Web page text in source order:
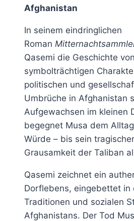
Afghanistan
In seinem eindringlichen
Roman
Qasemi die Geschichte
symbolträchtigen
politischen und
Umbrüche in Afghanistan
Aufgewachsen im kleinen
begegnet Musa dem
Würde – bis sein
Grausamkeit der Taliban
Qasemi zeichnet ein
Dorflebens, eingebettet in
Traditionen und sozialen
Afghanistans. Der Tod